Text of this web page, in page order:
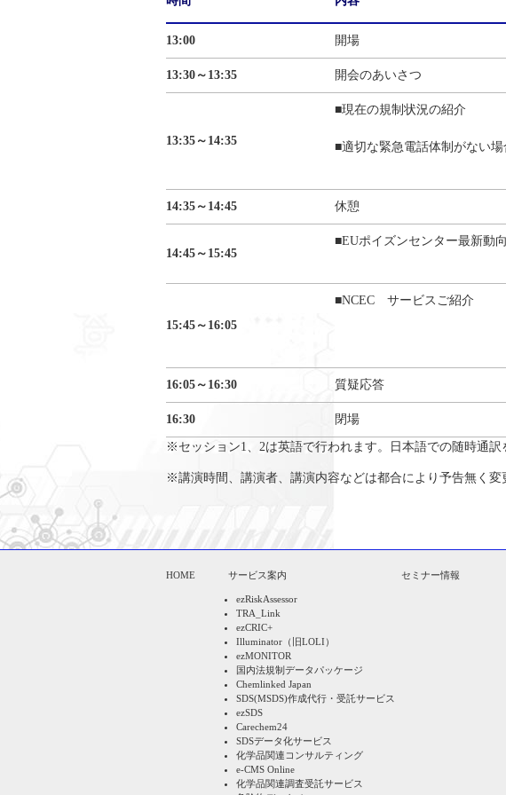
13:00 開場
13:30～13:35 開会のあいさつ
13:35～14:35
■現在の規制状況の紹介
■適切な緊急電話体制がない
14:35～14:45 休憩
14:45～15:45
■EUポイズンセンター最新動向
15:45～16:05
■NCEC サービスご紹介
16:05～16:30 質疑応答
16:30 閉場
※セッション1、2は英語で行われます。日本語での随時通訳
※講演時間、講演者、講演内容などは都合により予告無く変
HOME サービス案内
ezRiskAssessor
TRA_Link
ezCRIC+
Illuminator（旧LOLI）
ezMONITOR
国内法規制データパッケージ
Chemlinked Japan
SDS(MSDS)作成代行・受託サービス
ezSDS
Carechem24
SDSデータ化サービス
化学品関連コンサルティング
e-CMS Online
化学品関連調査受託サービス
セミナー情報